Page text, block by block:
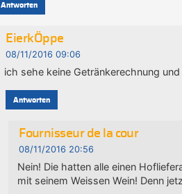
Antworten
EierkÖppe
08/11/2016 09:06
ich sehe keine Getränkerechnung
Antworten
Fournisseur de la cour
08/11/2016 20:56
Nein! Die hatten alle einen
mit seinem Weissen Wein! Denn